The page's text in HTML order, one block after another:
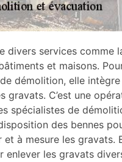
divers services comme
et maisons.
démolition, elle intègre
gravats. C’est une
spécialistes de
des bennes
à mesure les gravats.
enlever les gravats